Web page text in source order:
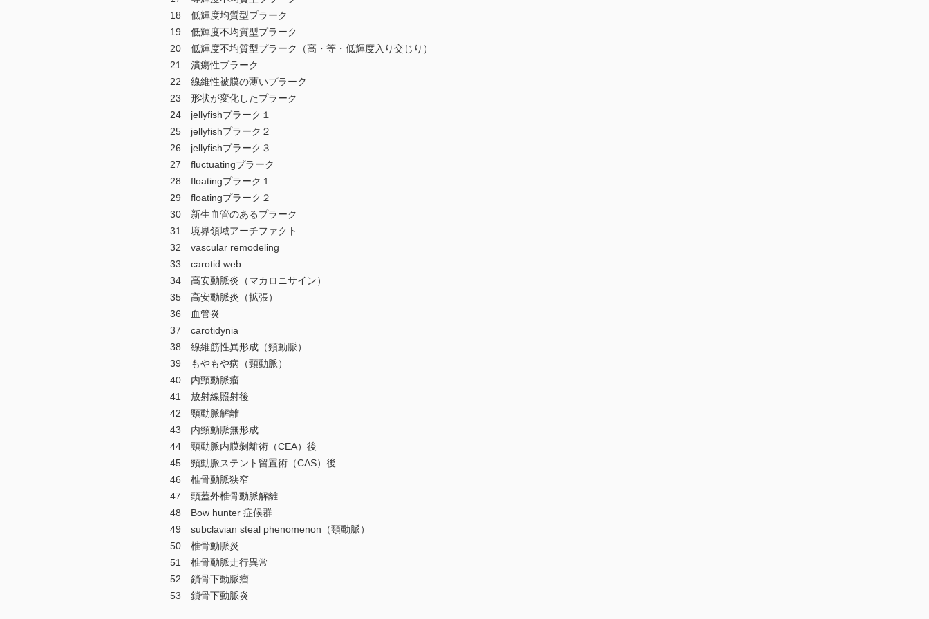
18 低輝度均質型プラーク
19 低輝度不均質型プラーク
20 低輝度不均質型プラーク（高・等・低輝度入り交じり）
21 潰瘍性プラーク
22 線維性被膜の薄いプラーク
23 形状が変化したプラーク
24 jellyfishプラーク１
25 jellyfishプラーク２
26 jellyfishプラーク３
27 fluctuatingプラーク
28 floatingプラーク１
29 floatingプラーク２
30 新生血管のあるプラーク
31 境界領域アーチファクト
32 vascular remodeling
33 carotid web
34 高安動脈炎（マカロニサイン）
35 高安動脈炎（拡張）
36 血管炎
37 carotidynia
38 線維筋性異形成（頸動脈）
39 もやもや病（頸動脈）
40 内頸動脈瘤
41 放射線照射後
42 頸動脈解離
43 内頸動脈無形成
44 頸動脈内膜剝離術（CEA）後
45 頸動脈ステント留置術（CAS）後
46 椎骨動脈狭窄
47 頭蓋外椎骨動脈解離
48 Bow hunter 症候群
49 subclavian steal phenomenon（頸動脈）
50 椎骨動脈炎
51 椎骨動脈走行異常
52 鎖骨下動脈瘤
53 鎖骨下動脈炎